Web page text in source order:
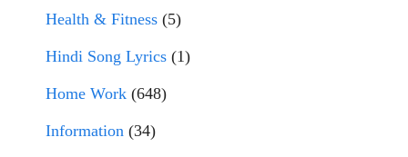
Health & Fitness (5)
Hindi Song Lyrics (1)
Home Work (648)
Information (34)